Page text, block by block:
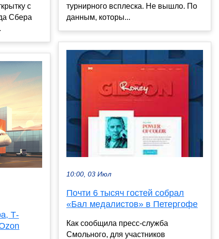
с
Сбера
Т-
турнирного всплеска. Не вышло. По
данным, которы...
10:00, 03 Июл
Почти 6 тысяч гостей собрал
«Бал медалистов» в Петергофе
Как сообщила пресс-служба
Смольного, для участников